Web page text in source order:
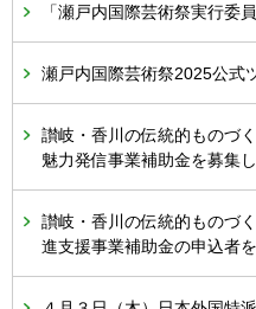
「瀬戸内国際芸術祭実行委
瀬戸内国際芸術祭2025公式
讃岐・香川の伝統的ものづ
魅力発信事業補助金を募集
讃岐・香川の伝統的ものづ
進支援事業補助金の申込者